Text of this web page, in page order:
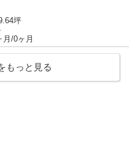
坪
月/0ヶ月
もっと見る